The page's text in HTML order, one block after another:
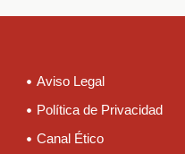
Aviso Legal
Política de Privacidad
Canal Ético